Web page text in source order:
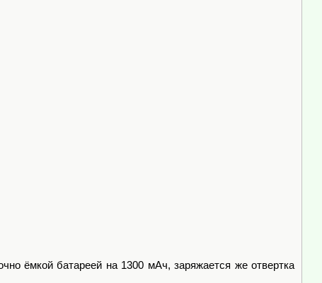
ёмкой батареей на 1300 мАч, заряжается же отвертка